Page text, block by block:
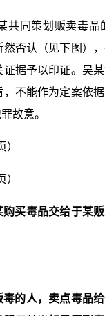
共同策划贩卖毒
否认（见下图）
据予以印证。吴
不能作为定案依
故意。
买毒品交给于某
的人，卖点毒品